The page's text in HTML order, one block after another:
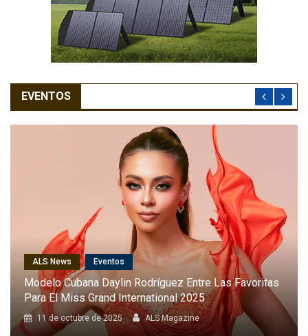
EVENTOS
ALS News Cantantes
Karol G Será La Primera Latina En Cantar En El Desfile
Anual De Victoria’s Secret
8 de octubre de 2025 ALS Magazine